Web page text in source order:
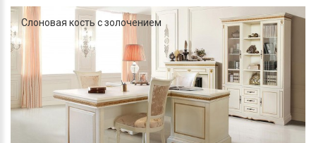
Слоновая кость с золочением